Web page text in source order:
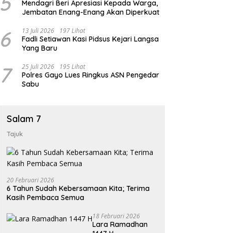
Mendagri Beri Apresiasi Kepada Warga,
Jembatan Enang-Enang Akan Diperkuat
6 13 Juli 2026 197 Lihat
Fadli Setiawan Kasi Pidsus Kejari Langsa
Yang Baru
7 25 Juli 2026 195 Lihat
Polres Gayo Lues Ringkus ASN Pengedar
Sabu
Salam 7
Tajuk
20 Februari 2026
6 Tahun Sudah Kebersamaan Kita; Terima
Kasih Pembaca Semua
18 Februari 2026
Lara Ramadhan